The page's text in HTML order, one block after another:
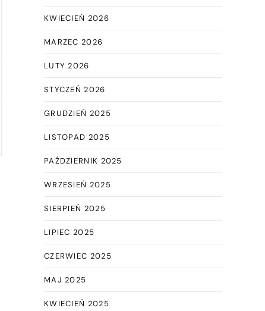
KWIECIEŃ 2026
MARZEC 2026
LUTY 2026
STYCZEŃ 2026
GRUDZIEŃ 2025
LISTOPAD 2025
PAŹDZIERNIK 2025
WRZESIEŃ 2025
SIERPIEŃ 2025
LIPIEC 2025
CZERWIEC 2025
MAJ 2025
KWIECIEŃ 2025